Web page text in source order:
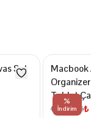
Sırt
%
İndirim
Macbook
Tablet
₺ 1,272.15₺